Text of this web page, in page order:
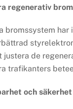
regenerativ
bromssystem
justera de
trafikanters
och säkerhet